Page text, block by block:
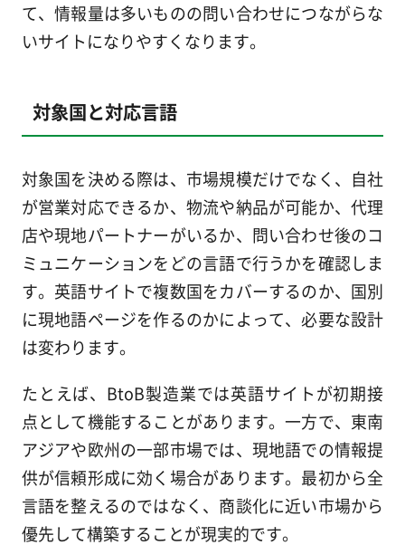
て、情報量は多いものの問い合わせにつながらな
いサイトになりやすくなります。
対象国と対応言語
対象国を決める際は、市場規模だけでなく、自社
が営業対応できるか、物流や納品が可能か、代理
店や現地パートナーがいるか、問い合わせ後のコ
ミュニケーションをどの言語で行うかを確認しま
す。英語サイトで複数国をカバーするのか、国別
に現地語ページを作るのかによって、必要な設計
は変わります。
たとえば、BtoB製造業では英語サイトが初期接
点として機能することがあります。一方で、東南
アジアや欧州の一部市場では、現地語での情報提
供が信頼形成に効く場合があります。最初から全
言語を整えるのではなく、商談化に近い市場から
優先して構築することが現実的です。